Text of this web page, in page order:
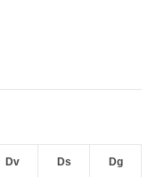
Dv Ds Dg